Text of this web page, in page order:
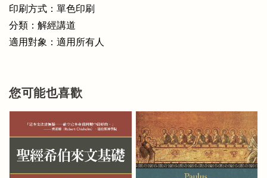
印刷方式：單色印刷
分類：解經講道
適用對象：適用所有人
您可能也喜歡